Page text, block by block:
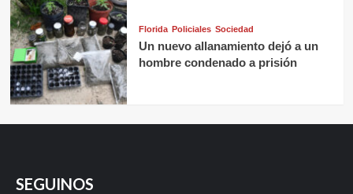
Florida Policiales Sociedad
Un nuevo allanamiento dejó a un
hombre condenado a prisión
SEGUINOS